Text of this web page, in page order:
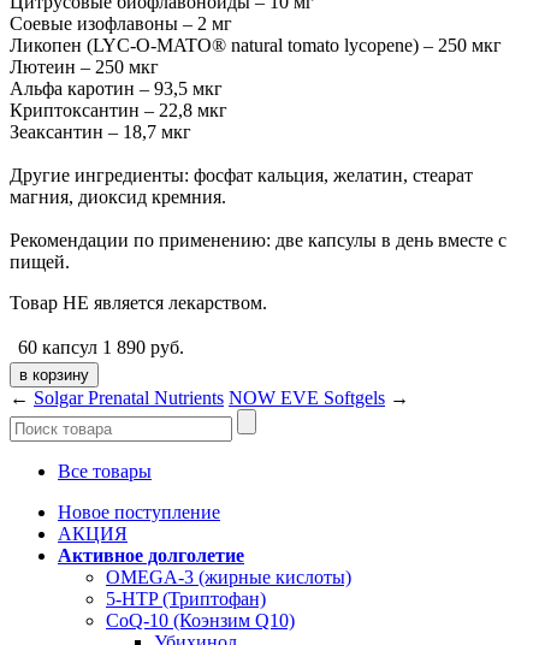
Соевые изофлавоны – 2 мг
Ликопен (LYC-O-MATO® natural tomato lycopene) – 250 мкг
Лютеин – 250 мкг
Альфа каротин – 93,5 мкг
Криптоксантин – 22,8 мкг
Зеаксантин – 18,7 мкг
Другие ингредиенты: фосфат кальция, желатин, стеарат
магния, диоксид кремния.
Рекомендации по применению: две капсулы в день вместе с
пищей.
Товар НЕ является лекарством.
60 капсул 1 890 руб.
← Solgar Prenatal Nutrients NOW EVE Softgels →
Все товары
Новое поступление
АКЦИЯ
Активное долголетие
OMEGA-3 (жирные кислоты)
5-HTP (Триптофан)
CoQ-10 (Коэнзим Q10)